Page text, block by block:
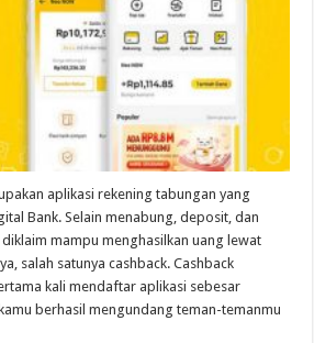
aplikasi rekening tabungan yang
Bank. Selain menabung, deposit, dan
mampu menghasilkan uang lewat
salah satunya cashback. Cashback
kali mendaftar aplikasi sebesar
berhasil mengundang teman-temanmu